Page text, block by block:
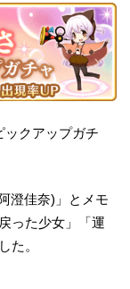
ックアップガチ
澄佳奈)」とメモ
った少女」「運
た。